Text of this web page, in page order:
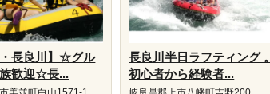
・長良川】☆グル
歓迎☆長...
長良川半日ラフティング 。
初心者から経験者...